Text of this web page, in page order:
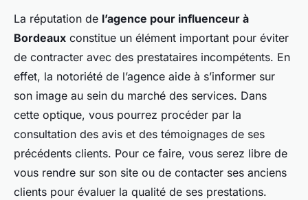
La réputation de l’agence pour influenceur à
Bordeaux constitue un élément important pour éviter
de contracter avec des prestataires incompétents. En
effet, la notoriété de l’agence aide à s’informer sur
son image au sein du marché des services. Dans
cette optique, vous pourrez procéder par la
consultation des avis et des témoignages de ses
précédents clients. Pour ce faire, vous serez libre de
vous rendre sur son site ou de contacter ses anciens
clients pour évaluer la qualité de ses prestations.